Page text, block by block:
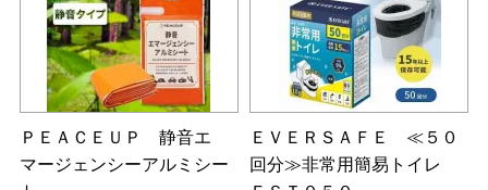
ＰＥＡＣＥＵＰ 静音エ
マージェンシーアルミシー
ＥＶＥＲＳＡＦＥ ≪５０
回分≫非常用簡易トイレ